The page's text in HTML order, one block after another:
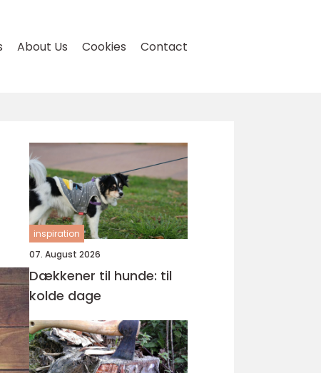
About Us Cookies Contact
inspiration
07. August 2026
Dækkener til hunde: til
kolde dage